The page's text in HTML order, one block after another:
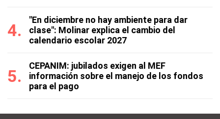
"En diciembre no hay ambiente para dar
clase": Molinar explica el cambio del
calendario escolar 2027
CEPANIM: jubilados exigen al MEF
información sobre el manejo de los fondos
para el pago